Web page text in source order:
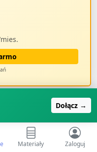
z ZabawAIki • ⭐Ocena
na planowaniu
Dołącz →
Materiały Zaloguj